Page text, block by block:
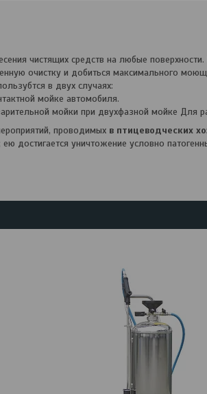
чистящих средств на любые
очистку и добиться максимального
в двух случаях:
мойке автомобиля.
мойки при двухфазной мойке Для
проводимых в птицеводческих
достигается уничтожение условно